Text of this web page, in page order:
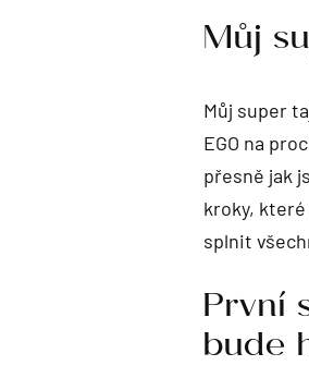
Můj
Můj super
EGO na
přesně jak
kroky,
splnit
První
bude